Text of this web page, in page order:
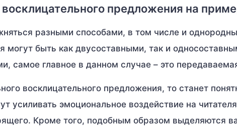
предложения на
разными способами, в том числе и
быть как двусоставными, так и
самое главное в данном случае – это
восклицательного предложения, то станет
усиливать эмоциональное воздействие на
Кроме того, подобным образом выделяются